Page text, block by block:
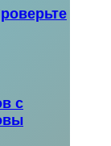
с